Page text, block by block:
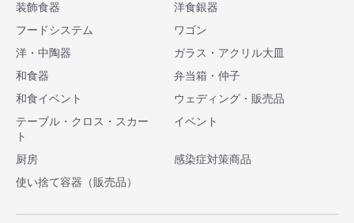
装飾食器
洋食銀器
フードシステム
ワゴン
洋・中陶器
ガラス・アクリル大皿
和食器
弁当箱・仲子
和食イベント
ウェディング・販売品
テーブル・クロス・スカー
ト
イベント
厨房
感染症対策商品
使い捨て容器（販売品）